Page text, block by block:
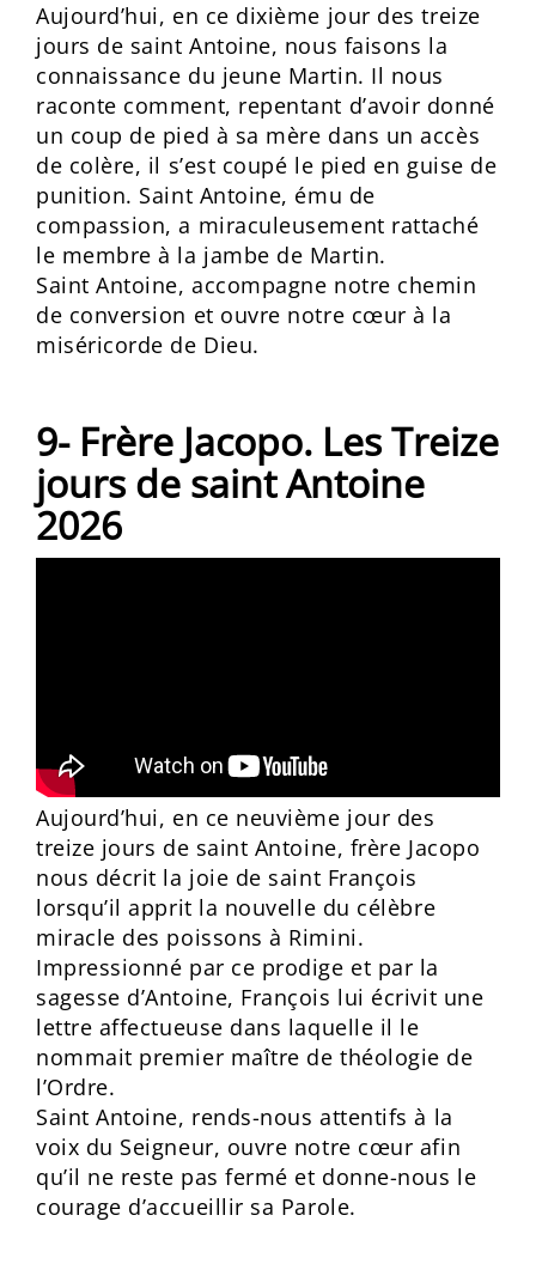
Aujourd’hui, en ce dixième jour des treize
jours de saint Antoine, nous faisons la
connaissance du jeune Martin. Il nous
raconte comment, repentant d’avoir donné
un coup de pied à sa mère dans un accès
de colère, il s’est coupé le pied en guise de
punition. Saint Antoine, ému de
compassion, a miraculeusement rattaché
le membre à la jambe de Martin.
Saint Antoine, accompagne notre chemin
de conversion et ouvre notre cœur à la
miséricorde de Dieu.
9- Frère Jacopo. Les Treize
jours de saint Antoine
2026
Aujourd’hui, en ce neuvième jour des
treize jours de saint Antoine, frère Jacopo
nous décrit la joie de saint François
lorsqu’il apprit la nouvelle du célèbre
miracle des poissons à Rimini.
Impressionné par ce prodige et par la
sagesse d’Antoine, François lui écrivit une
lettre affectueuse dans laquelle il le
nommait premier maître de théologie de
l’Ordre.
Saint Antoine, rends-nous attentifs à la
voix du Seigneur, ouvre notre cœur afin
qu’il ne reste pas fermé et donne-nous le
courage d’accueillir sa Parole.